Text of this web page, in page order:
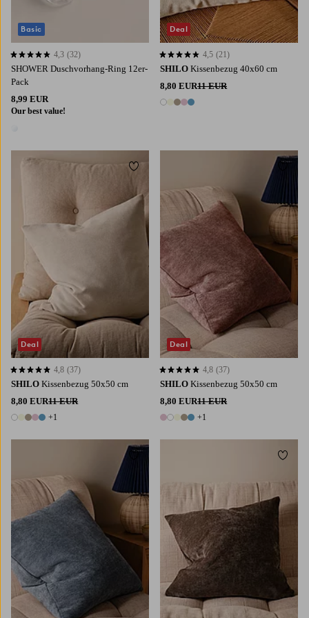
SHOWER Duschvorhang-Ring 12er-
Pack
8,99 EUR
Our best value!
4,3 basierend auf 32 Bewertungen
4,3 (32)
Basic
SHILO Kissenbezug 40x60 cm
8,80 EUR11 EUR
5 Farben
4,5 basierend auf 21 Bewertungen
4,5 (21)
Deal
SHILO Kissenbezug 50x50 cm
8,80 EUR11 EUR
6 Farben
+1
4,8 basierend auf 37 Bewertungen
4,8 (37)
Deal
Zu Favoriten hinzufügen
SHILO Kissenbezug 50x50 cm
8,80 EUR11 EUR
6 Farben
+1
4,8 basierend auf 37 Bewertungen
4,8 (37)
Deal
Zu